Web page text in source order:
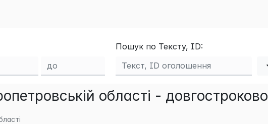
Пошук по Тексту, ID:
області - довгостроково